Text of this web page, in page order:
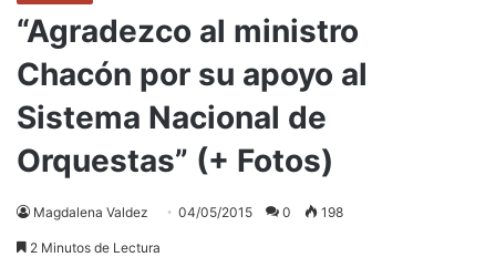
“Agradezco al ministro
Chacón por su apoyo al
Sistema Nacional de
Orquestas” (+ Fotos)
Magdalena Valdez 04/05/2015 0 198
2 Minutos de Lectura